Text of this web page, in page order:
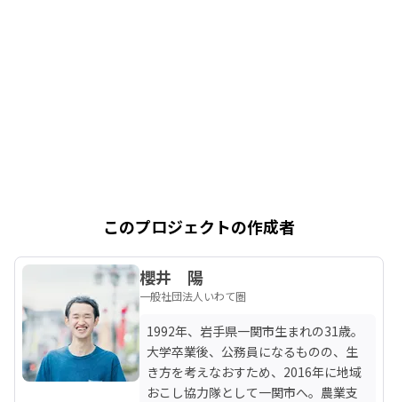
このプロジェクトの作成者
櫻井 陽
一般社団法人いわて圏
1992年、岩手県一関市生まれの31歳。
大学卒業後、公務員になるものの、生
き方を考えなおすため、2016年に地域
おこし協力隊として一関市へ。農業支